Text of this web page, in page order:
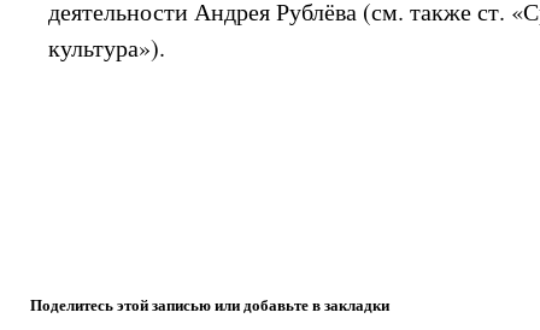
деятельности Андрея Рублёва (см. также ст.
культура»).
Поделитесь этой записью или добавьте в закладки